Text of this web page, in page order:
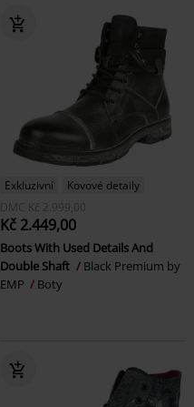
Exkluzivní
Kovové detaily
DMC
Kč 2.999,00
Kč 2.449,00
Boots With Used Details And
Double Shaft
Black Premium by
EMP
Boty